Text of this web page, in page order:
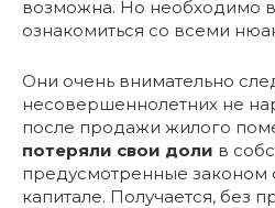
возможна. Но необходимо
ознакомиться со всеми
Они очень внимательно
несовершеннолетних не
после продажи жилого
потеряли свои доли в
предусмотренные законом
капитале. Получается, без